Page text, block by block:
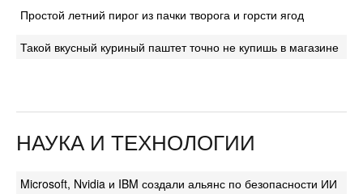
Простой летний пирог из пачки творога и горсти ягод
Такой вкусный куриный паштет точно не купишь в магазине
НАУКА И ТЕХНОЛОГИИ
Microsoft, Nvidia и IBM создали альянс по безопасности ИИ